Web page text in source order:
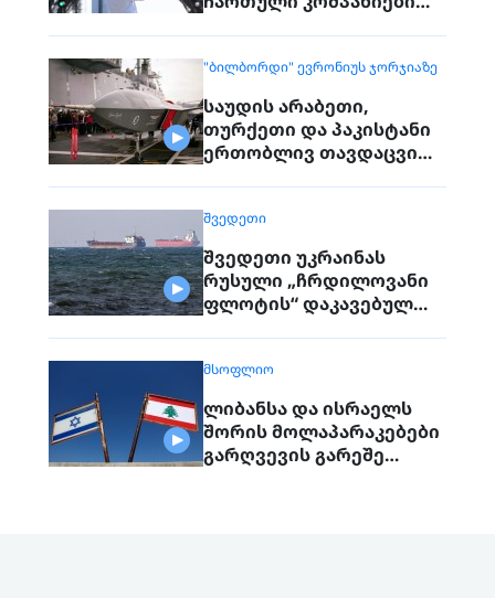
მოქალაქეებს
"ᲑᲘᲚᲑᲝᲠᲓᲘ" ᲔᲕᲠᲝᲜᲘᲣᲡ ᲯᲝᲠᲯᲘᲐᲖᲔ
საუდის არაბეთი,
თურქეთი და პაკისტანი
ერთობლივ თავდაცვით
ᲨᲕᲔᲓᲔᲗᲘ
შვედეთი უკრაინას
რუსული „ჩრდილოვანი
ფლოტის“ დაკავებულ
ᲛᲡᲝᲤᲚᲘᲝ
ლიბანსა და ისრაელს
შორის მოლაპარაკებები
გარღვევის გარეშე